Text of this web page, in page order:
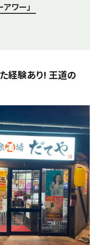
ワー」
経験あり! 王道の